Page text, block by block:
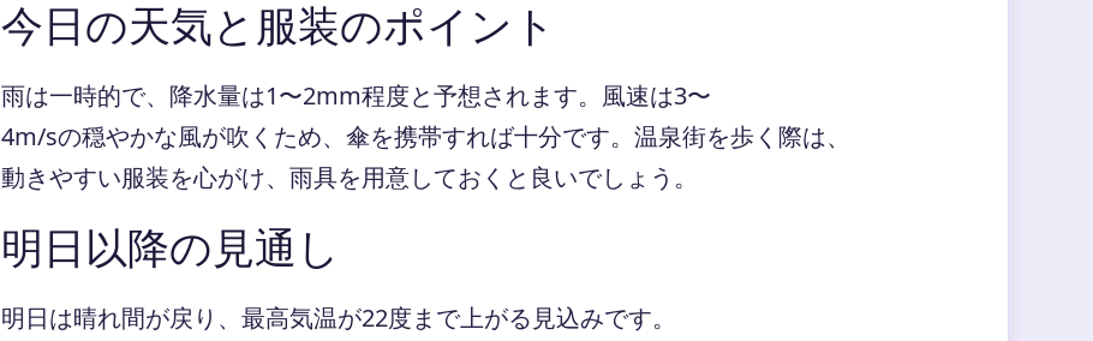
今日の天気と服装のポイント
雨は一時的で、降水量は1〜2mm程度と予想されます。風速は3〜
4m/sの穏やかな風が吹くため、傘を携帯すれば十分です。温泉街を歩く際は、
動きやすい服装を心がけ、雨具を用意しておくと良いでしょう。
明日以降の見通し
明日は晴れ間が戻り、最高気温が22度まで上がる見込みです。